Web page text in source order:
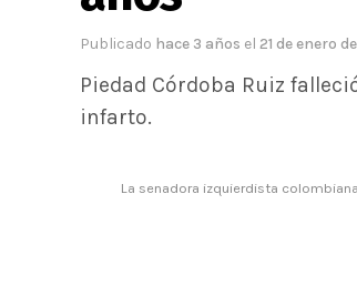
Publicado hace 3 años el 21 de enero
Piedad Córdoba Ruiz
infarto.
La senadora izquierdista